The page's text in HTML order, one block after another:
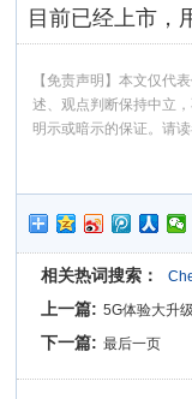
目前已经上市，
【免责声明】本文仅代
述、观点判断保持中立
明示或暗示的保证。请
相关热词搜索：
上一篇: 5G体验大升
下一篇: 最后一页